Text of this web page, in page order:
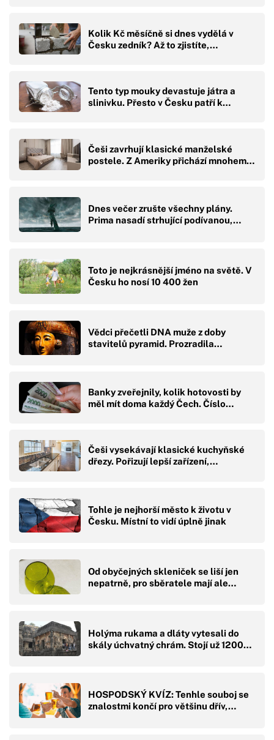
Kolik Kč měsíčně si dnes vydělá v
Česku zedník? Až to zjistíte,…
Tento typ mouky devastuje játra a
slinivku. Přesto v Česku patří k…
Češi zavrhují klasické manželské
postele. Z Ameriky přichází mnohem…
Dnes večer zrušte všechny plány.
Prima nasadí strhující podívanou,…
Toto je nejkrásnější jméno na světě. V
Česku ho nosí 10 400 žen
Vědci přečetli DNA muže z doby
stavitelů pyramid. Prozradila…
Banky zveřejnily, kolik hotovosti by
měl mít doma každý Čech. Číslo…
Češi vysekávají klasické kuchyňské
dřezy. Pořizují lepší zařízení,…
Tohle je nejhorší město k životu v
Česku. Místní to vidí úplně jinak
Od obyčejných skleniček se liší jen
nepatrně, pro sběratele mají ale…
Holýma rukama a dláty vytesali do
skály úchvatný chrám. Stojí už 1200…
HOSPODSKÝ KVÍZ: Tenhle souboj se
znalostmi končí pro většinu dřív,…